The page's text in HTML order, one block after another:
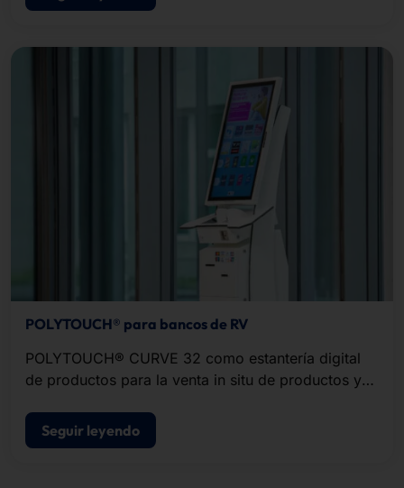
POLYTOUCH® para bancos de RV
POLYTOUCH® CURVE 32 como estantería digital
de productos para la venta in situ de productos y
Seguir leyendo